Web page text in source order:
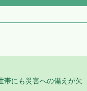
帯にも災害への備えが欠